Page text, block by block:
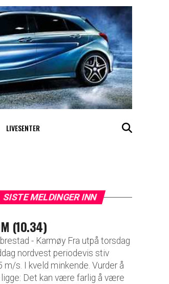
LIVESENTER
SISTE MELDINGER INN
(10.34)
- Karmøy Fra utpå torsdag
nordvest periodevis stiv
m/s. I kveld minkende. Vurder å
ligge: Det kan være farlig å være